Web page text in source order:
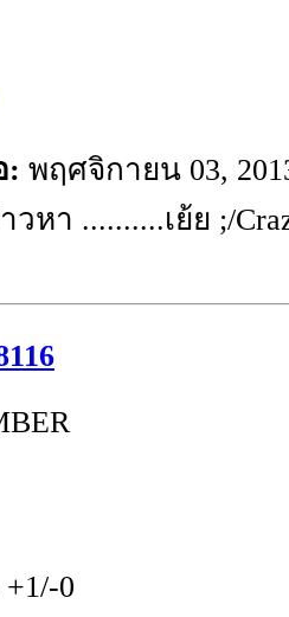
: พฤศจิกายน 03,
หา ..........เย้ย ;/
0